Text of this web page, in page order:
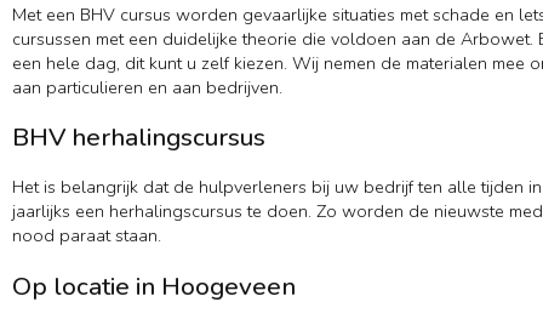
Met een BHV cursus worden gevaarlijke situaties met schade en
cursussen met een duidelijke theorie die voldoen aan de
een hele dag, dit kunt u zelf kiezen. Wij nemen de materialen
aan particulieren en aan bedrijven.
BHV herhalingscursus
Het is belangrijk dat de hulpverleners bij uw bedrijf ten alle tijden
jaarlijks een herhalingscursus te doen. Zo worden de nieuwste
nood paraat staan.
Op locatie in Hoogeveen